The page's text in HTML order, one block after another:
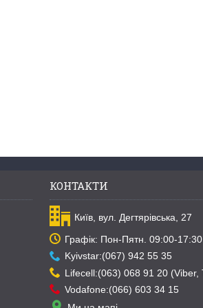
КОНТАКТИ
Київ, вул. Дегтярівська, 27
Графік: Пон-Пятн. 09:00-17:30
Kyivstar:(067) 942 55 35
Lifecell:(063) 068 91 20 (Viber,
Vodafone:(066) 603 34 15